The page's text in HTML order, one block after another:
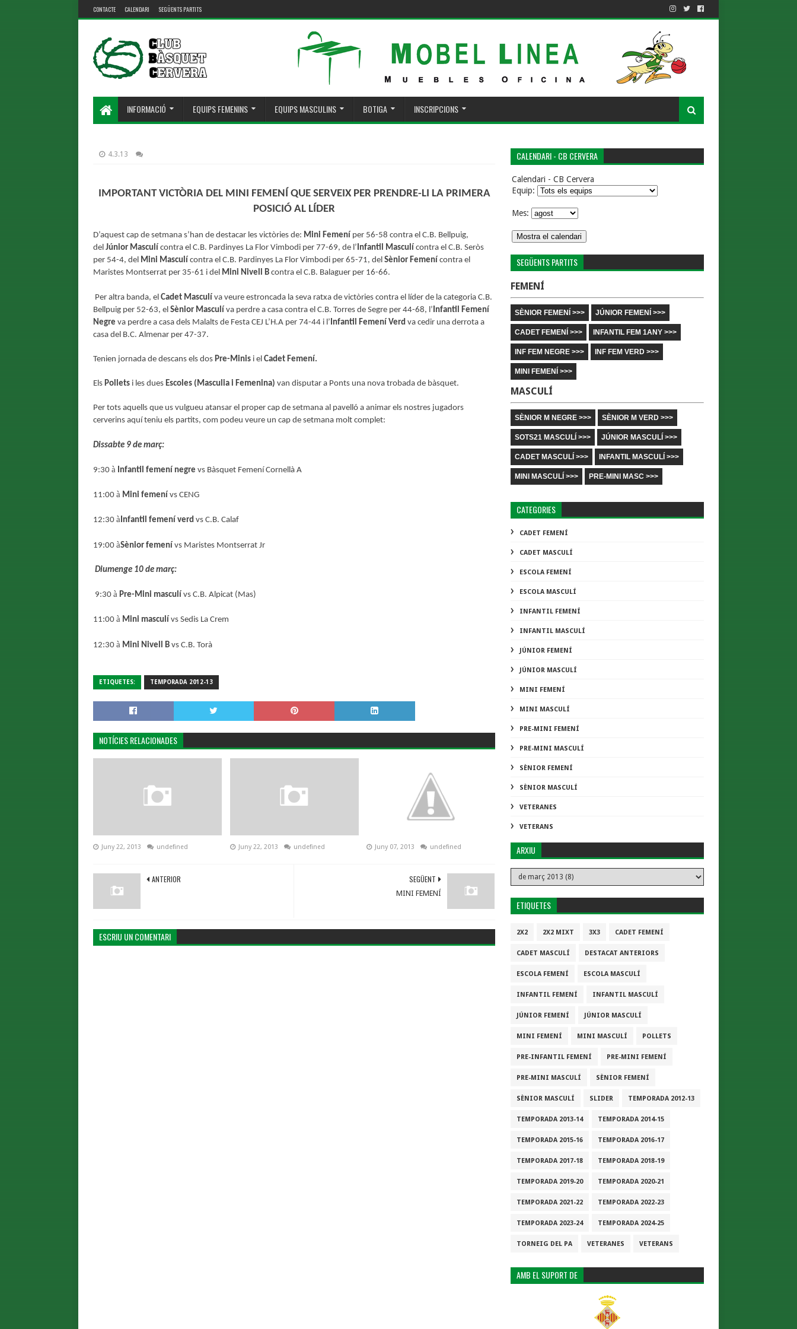
CONTACTE CALENDARI SEGÜENTS PARTITS
INFORMACIÓ EQUIPS FEMENINS EQUIPS MASCULINS BOTIGA INSCRIPCIONS
4.3.13
IMPORTANT VICTÒRIA DEL MINI FEMENÍ QUE SERVEIX PER PRENDRE-LI LA PRIMERA
POSICIÓ AL LÍDER
D’aquest cap de setmana s’han de destacar les victòries de: Mini Femení per 56-58 contra el C.B. Bellpuig,
del Júnior Masculí contra el C.B. Pardinyes La Flor Vimbodi per 77-69, de l’Infantil Masculí contra el C.B. Seròs
per 54-4, del Mini Masculí contra el C.B. Pardinyes La Flor Vimbodi per 65-71, del Sènior Femení contra el
Maristes Montserrat per 35-61 i del Mini Nivell B contra el C.B. Balaguer per 16-66.
Per altra banda, el Cadet Masculí va veure estroncada la seva ratxa de victòries contra el líder de la categoria C.B.
Bellpuig per 52-63, el Sènior Masculí va perdre a casa contra el C.B. Torres de Segre per 44-68, l’ Infantil Femení
Negre va perdre a casa dels Malalts de Festa CEJ L’H.A per 74-44 i l’ Infantil Femení Verd va cedir una derrota a
casa del B.C. Almenar per 47-37.
Tenien jornada de descans els dos Pre-Minis i el Cadet Femení.
Els Pollets i les dues Escoles (Masculia i Femenina) van disputar a Ponts una nova trobada de bàsquet.
Per tots aquells que us vulgueu atansar el proper cap de setmana al pavelló a animar els nostres jugadors
cerverins aquí teniu els partits, com podeu veure un cap de setmana molt complet:
Dissabte 9 de març:
9:30 à Infantil femení negre vs Bàsquet Femení Cornellà A
11:00 à Mini femení vs CENG
12:30 àInfantil femení verd vs C.B. Calaf
19:00 àSènior femení vs Maristes Montserrat Jr
Diumenge 10 de març:
9:30 à Pre-Mini masculí vs C.B. Alpicat (Mas)
11:00 à Mini masculí vs Sedis La Crem
12:30 à Mini Nivell B vs C.B. Torà
ETIQUETES: TEMPORADA 2012-13
NOTÍCIES RELACIONADES
Juny 22, 2013 undefined Juny 22, 2013 undefined Juny 07, 2013 undefined
SEGÜENT
MINI FEMENÍ
ANTERIOR
ESCRIU UN COMENTARI
CALENDARI - CB CERVERA
Calendari - CB Cervera
Equip:
Mes:
SEGÜENTS PARTITS
FEMENÍ
SÈNIOR FEMENÍ >>> JÚNIOR FEMENÍ >>>
CADET FEMENÍ >>> INFANTIL FEM 1ANY >>>
INF FEM NEGRE >>> INF FEM VERD >>>
MINI FEMENÍ >>>
MASCULÍ
SÈNIOR M NEGRE >>> SÈNIOR M VERD >>>
SOTS21 MASCULÍ >>> JÚNIOR MASCULÍ >>>
CADET MASCULÍ >>> INFANTIL MASCULÍ >>>
MINI MASCULÍ >>> PRE-MINI MASC >>>
CATEGORIES
CADET FEMENÍ
CADET MASCULÍ
ESCOLA FEMENÍ
ESCOLA MASCULÍ
INFANTIL FEMENÍ
INFANTIL MASCULÍ
JÚNIOR FEMENÍ
JÚNIOR MASCULÍ
MINI FEMENÍ
MINI MASCULÍ
PRE-MINI FEMENÍ
PRE-MINI MASCULÍ
SÈNIOR FEMENÍ
SÈNIOR MASCULÍ
VETERANES
VETERANS
ARXIU
ETIQUETES
2X2 2X2 MIXT 3X3 CADET FEMENÍ
CADET MASCULÍ DESTACAT ANTERIORS
ESCOLA FEMENÍ ESCOLA MASCULÍ
INFANTIL FEMENÍ INFANTIL MASCULÍ
JÚNIOR FEMENÍ JÚNIOR MASCULÍ
MINI FEMENÍ MINI MASCULÍ POLLETS
PRE-INFANTIL FEMENÍ PRE-MINI FEMENÍ
PRE-MINI MASCULÍ SÈNIOR FEMENÍ
SÈNIOR MASCULÍ SLIDER TEMPORADA 2012-13
TEMPORADA 2013-14 TEMPORADA 2014-15
TEMPORADA 2015-16 TEMPORADA 2016-17
TEMPORADA 2017-18 TEMPORADA 2018-19
TEMPORADA 2019-20 TEMPORADA 2020-21
TEMPORADA 2021-22 TEMPORADA 2022-23
TEMPORADA 2023-24 TEMPORADA 2024-25
TORNEIG DEL PA VETERANES VETERANS
AMB EL SUPORT DE